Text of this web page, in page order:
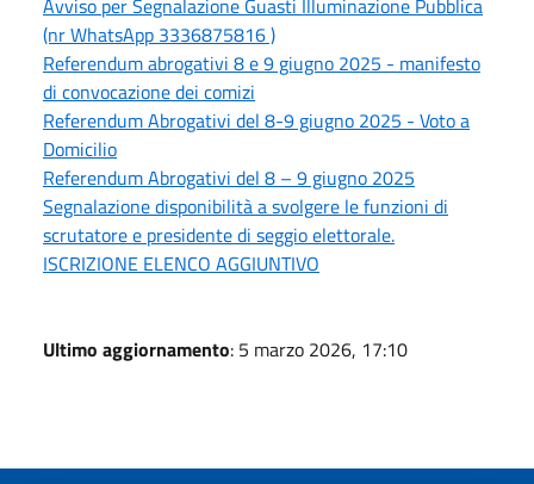
(nr WhatsApp 3336875816 )
Referendum abrogativi 8 e 9 giugno 2025 - manifesto
di convocazione dei comizi
Referendum Abrogativi del 8-9 giugno 2025 - Voto a
Domicilio
Referendum Abrogativi del 8 – 9 giugno 2025
Segnalazione disponibilità a svolgere le funzioni di
scrutatore e presidente di seggio elettorale.
ISCRIZIONE ELENCO AGGIUNTIVO
Ultimo aggiornamento: 5 marzo 2026, 17:10